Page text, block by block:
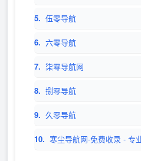
5. 伍零导航
6. 六零导航
7. 柒零导航网
8. 捌零导航
9. 久零导航
10. 寒尘导航网-免费收录 - 专